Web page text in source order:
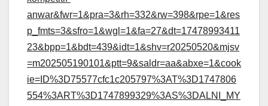
anwar&fwr=1&pra=3&rh=332&rw=398&rpe=1&res
p_fmts=3&sfro=1&wgl=1&fa=27&dt=17478993411
23&bpp=1&bdt=439&idt=1&shv=r20250520&mjsv
=m202505190101&ptt=9&saldr=aa&abxe=1&cook
ie=ID%3D75577cfc1c205797%3AT%3D1747806
554%3ART%3D1747899329%3AS%3DALNI_MY